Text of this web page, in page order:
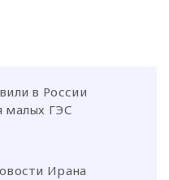
в России
малых ГЭС
Ирана